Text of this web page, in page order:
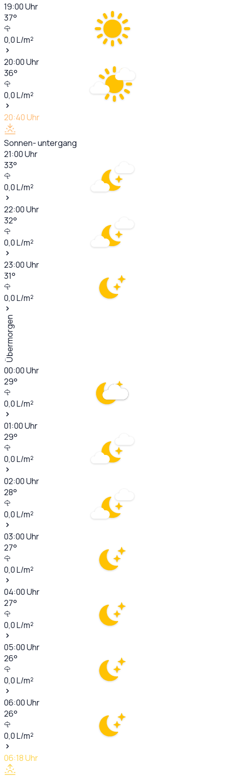
19:00Uhr
37°
0,0L/m²
20:00Uhr
36°
0,0L/m²
20:40Uhr
Sonnen- untergang
21:00Uhr
33°
0,0L/m²
22:00Uhr
32°
0,0L/m²
23:00Uhr
31°
0,0L/m²
Übermorgen
00:00Uhr
29°
0,0L/m²
01:00Uhr
29°
0,0L/m²
02:00Uhr
28°
0,0L/m²
03:00Uhr
27°
0,0L/m²
04:00Uhr
27°
0,0L/m²
05:00Uhr
26°
0,0L/m²
06:00Uhr
26°
0,0L/m²
06:18Uhr